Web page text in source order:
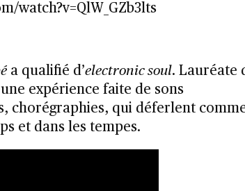
watch?v=QlW_GZb3lts
a qualifié d’electronic soul. Lauréate
expérience faite de sons
chorégraphies, qui déferlent
et dans les tempes.